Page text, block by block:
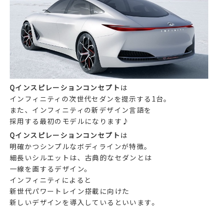
Qインスピレーションコンセプト は
インフィニティの次世代セダンを提示する1台。
また、インフィニティの新デザイン言語を
採用する最初のモデルになります♪
Qインスピレーションコンセプト は
明確かつシンプルなボディラインが特徴。
細長いシルエットは、古典的なセダンとは
一線を画するデザイン。
インフィニティによると
新世代パワートレイン搭載に向けた
新しいデザインを導入しているといいます。